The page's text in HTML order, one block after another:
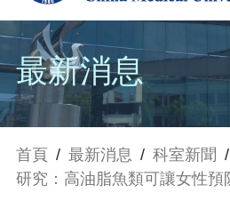
最新消息
首頁 / 最新消息 / 科室新聞 /
研究：高油脂魚類可讓女性預